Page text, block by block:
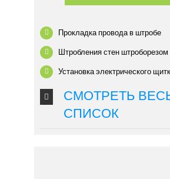
Прокладка провода в штробе
Штробления стен штроборезом
Установка электрического
СМОТРЕТЬ
СПИСОК